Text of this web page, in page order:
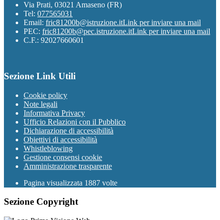
Via Prati, 03021 Amaseno (FR)
Tel: 077565031
Email: fric81200b@istruzione.itLink per inviare una mail
PEC: fric81200b@pec.istruzione.itLink per inviare una mail
C.F.: 92027660601
Sezione Link Utili
Cookie policy
Note legali
Informativa Privacy
Ufficio Relazioni con il Pubblico
Dichiarazione di accessibilità
Obiettivi di accessibilità
Whistleblowing
Gestione consensi cookie
Amministrazione trasparente
Pagina visualizzata 1887 volte
Sezione Copyright